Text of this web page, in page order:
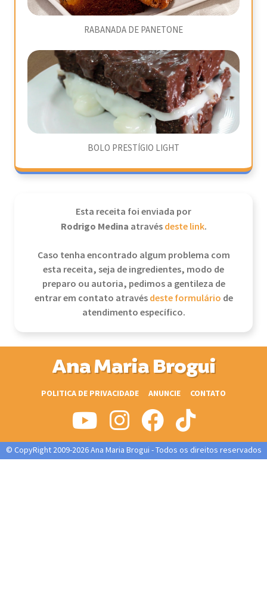
RABANADA DE PANETONE
BOLO PRESTÍGIO LIGHT
Esta receita foi enviada por
Rodrigo Medina atravésdeste link.
Caso tenha encontrado algum problema com
esta receita, seja de ingredientes, modo de
preparo ou autoria, pedimos a gentileza de
entrar em contato atravésdeste formulário de
atendimento específico.
Ana Maria Brogui
POLITICA DE PRIVACIDADE ANUNCIE CONTATO
© CopyRight 2009-2026 Ana Maria Brogui - Todos os direitos reservados